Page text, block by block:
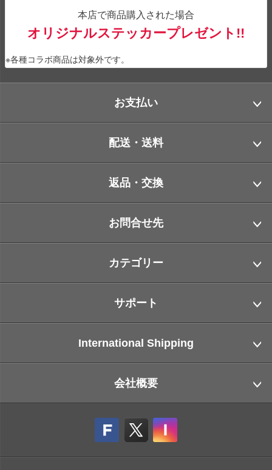
本店で商品購入された場合
オリジナルステッカープレゼント!!
※各種コラボ商品は対象外です。
お支払い
配送・送料
返品・交換
お問合せ先
カテゴリー
サポート
International Shipping
会社概要